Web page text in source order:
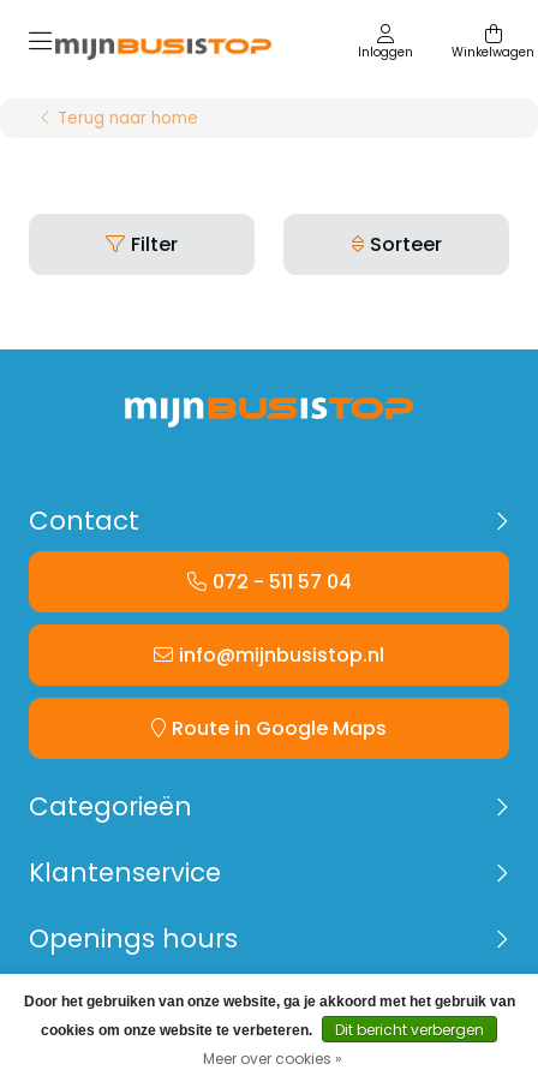
Inloggen Winkelwagen
Terug naar home
Filter Sorteer
Contact
072 - 511 57 04
info@mijnbusistop.nl
Route in Google Maps
Categorieën
Klantenservice
Openings hours
© Copyright 2026 Mijn Bus is Top -Webshop laten
maken
door Red Banana
Door het gebruiken van onze website, ga je akkoord met het gebruik van
cookies om onze website te verbeteren.
Dit bericht verbergen
Meer over cookies »